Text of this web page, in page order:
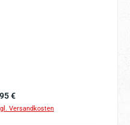
Preis:
€
Versandkosten